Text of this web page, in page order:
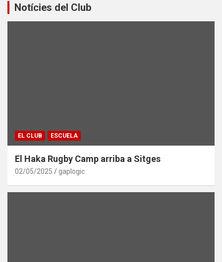
Notícies del Club
EL CLUB ESCUELA
El Haka Rugby Camp arriba a Sitges
02/05/2025 gaplogic